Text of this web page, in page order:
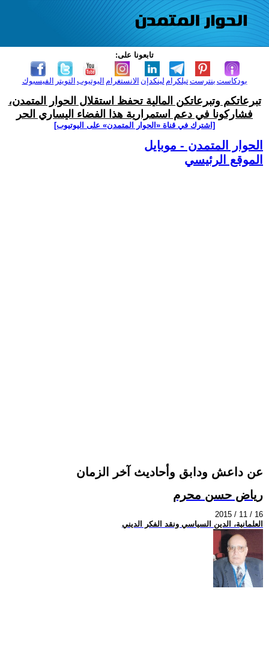
تابعونا على:
الفيسبوك التويتر اليوتيوب الانستغرام لينكدإن تيلكرامبنترست بودكاست
تبرعاتكم وتبرعاتكن المالية تحفظ استقلال الحوار المتمدن،
فشاركونا في دعم استمرارية هذا الفضاء اليساري الحر
[اشترك في قناة ‫«الحوار المتمدن» على اليوتيوب]
الحوار المتمدن - موبايل
الموقع الرئيسي
عن داعش ودابق وأحاديث آخر الزمان
رياض حسن محرم
2015 / 11 / 16
العلمانية، الدين السياسي ونقد الفكر الديني